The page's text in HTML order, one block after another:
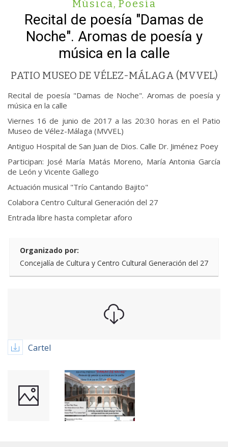
Música, Poesía
Recital de poesía "Damas de
Noche". Aromas de poesía y
música en la calle
PATIO MUSEO DE VÉLEZ-MÁLAGA (MVVEL)
Recital de poesía "Damas de Noche". Aromas de poesía y
música en la calle
Viernes 16 de junio de 2017 a las 20:30 horas en el Patio
Museo de Vélez-Málaga (MVVEL)
Antiguo Hospital de San Juan de Dios. Calle Dr. Jiménez Poey
Participan: José María Matás Moreno, María Antonia García
de León y Vicente Gallego
Actuación musical "Trío Cantando Bajito"
Colabora Centro Cultural Generación del 27
Entrada libre hasta completar aforo
Organizado por:
Concejalía de Cultura y Centro Cultural Generación del 27
Cartel